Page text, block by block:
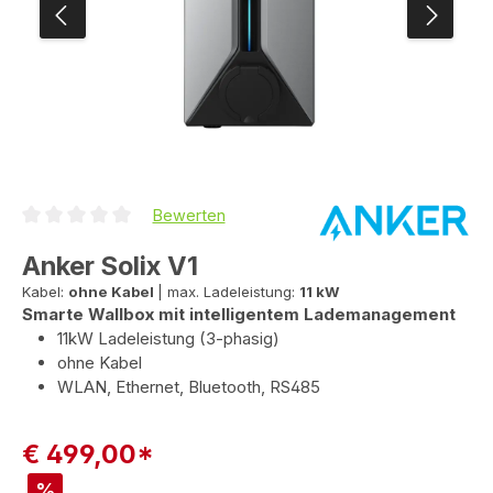
Durchschnittliche Bewertung von 0 von 5 Sternen
Bewerten
Anker Solix V1
Kabel: ohne Kabel max. Ladeleistung: 11 kW
Smarte Wallbox mit intelligentem Lademanagement
11kW Ladeleistung (3-phasig)
ohne Kabel
WLAN, Ethernet, Bluetooth, RS485
€ 499,00*